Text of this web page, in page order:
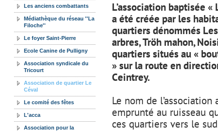
Les anciens combattants
Médiathèque du réseau ''La
Filoche''
Le foyer Saint-Pierre
Ecole Canine de Pulligny
Association syndicale du
Tricourt
Association de quartier Le
Céval
Le comité des fêtes
L'acca
Association pour la
L’association baptisée «
a été créée par les
quartiers dénommés
arbres, Tröh mahon,
quartiers situés au «
» sur la route en
Ceintrey.
Le nom de l’association
emprunté au ruisseau
ces quartiers vers le